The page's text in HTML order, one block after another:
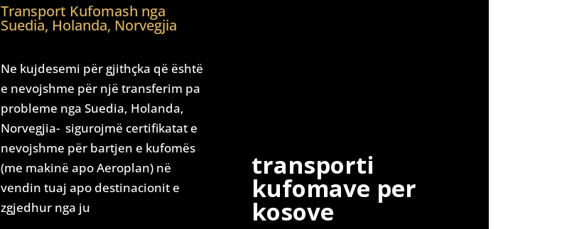
Transport Kufomash nga
Suedia, Holanda, Norvegjia
Ne kujdesemi për gjithçka që është
e nevojshme për një transferim pa
probleme nga Suedia, Holanda,
Norvegjia- sigurojmë certifikatat e
nevojshme për bartjen e kufomës
(me makinë apo Aeroplan) në
vendin tuaj apo destinacionit e
zgjedhur nga ju
transporti
kufomave per
kosove